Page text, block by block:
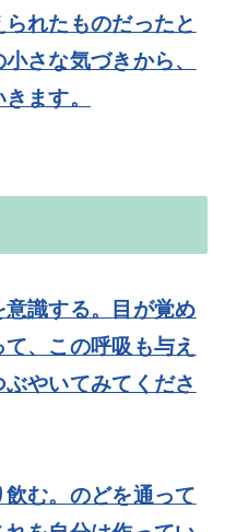
れたものだったと
さな気づきから、
ます。
識する。
目が覚め
、この呼吸も与え
やいてみてくださ
む。 のどを通って